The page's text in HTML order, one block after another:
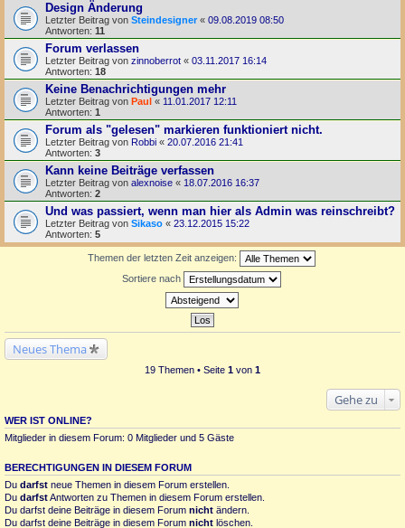
Design Änderung
Letzter Beitrag von Steindesigner « 09.08.2019 08:50
Antworten: 11
Forum verlassen
Letzter Beitrag von zinnoberrot « 03.11.2017 16:14
Antworten: 18
Keine Benachrichtigungen mehr
Letzter Beitrag von Paul « 11.01.2017 12:11
Antworten: 1
Forum als "gelesen" markieren funktioniert nicht.
Letzter Beitrag von Robbi « 20.07.2016 21:41
Antworten: 3
Kann keine Beiträge verfassen
Letzter Beitrag von alexnoise « 18.07.2016 16:37
Antworten: 2
Und was passiert, wenn man hier als Admin was reinschreibt?
Letzter Beitrag von Sikaso « 23.12.2015 15:22
Antworten: 5
Themen der letzten Zeit anzeigen:
Sortiere nach
Neues Thema
19 Themen • Seite 1 von 1
Gehe zu
WER IST ONLINE?
Mitglieder in diesem Forum: 0 Mitglieder und 5 Gäste
BERECHTIGUNGEN IN DIESEM FORUM
Du darfst neue Themen in diesem Forum erstellen.
Du darfstAntworten zu Themen in diesem Forum erstellen.
Du darfst deine Beiträge in diesem Forum nicht ändern.
Du darfst deine Beiträge in diesem Forum nicht löschen.